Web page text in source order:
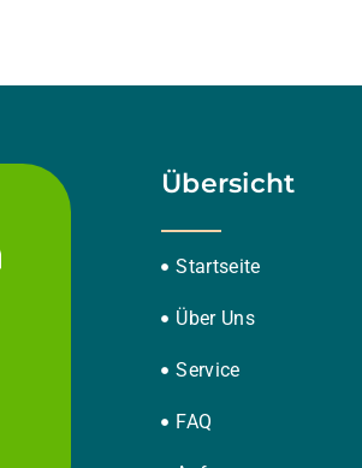
Übersicht
Startseite
Über Uns
Service
FAQ